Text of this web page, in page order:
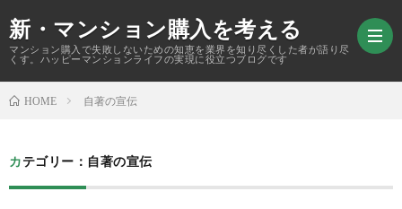
新・マンション購入を考える
マンション購入で失敗しないための知恵を業界を知り尽くした者が語り尽
くす。ハッピーマンションライフの実現に役立つブログです
HOME 自著の宣伝
カテゴリー：自著の宣伝